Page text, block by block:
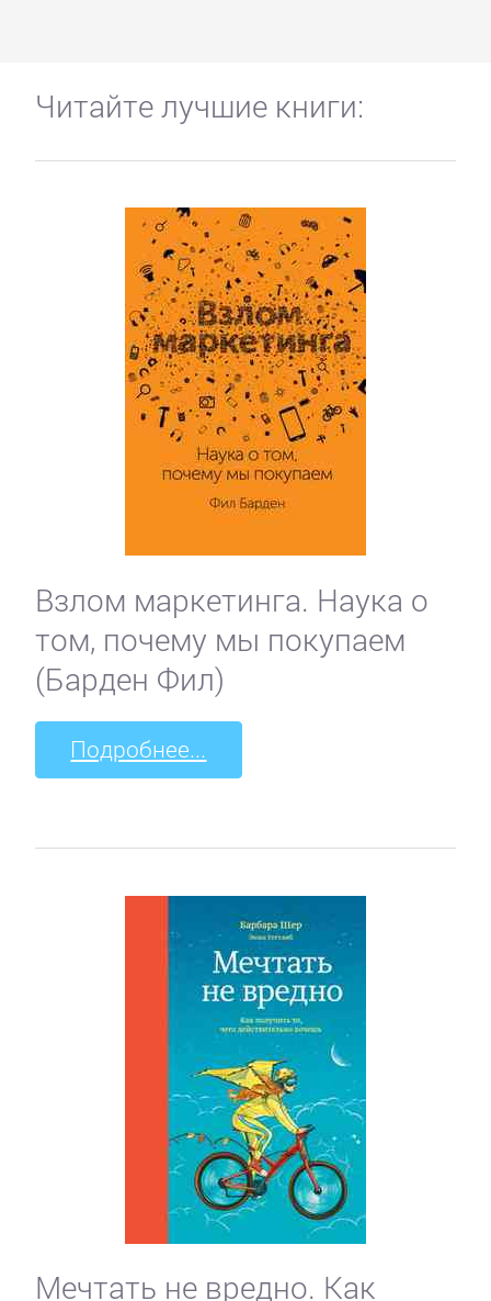
Читайте лучшие книги:
Взлом маркетинга. Наука о
том, почему мы покупаем
(Барден Фил)
Подробнее...
Мечтать не вредно. Как